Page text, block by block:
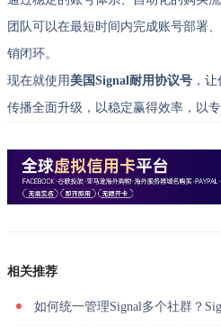
团队可以在最短时间内完成账号部署
销闭环。
现在就使用美国Signal耐用协议号 ，
传播全面升级，以稳定赢得效率，以专
相关推荐
如何统一管理Signal多个社群？Signal